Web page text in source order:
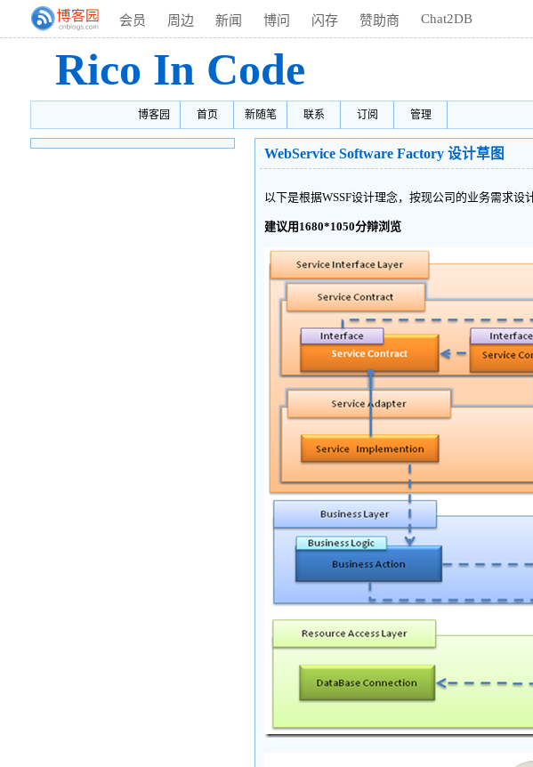
会员 周边 新闻 博问 闪存 赞助商 Chat2DB
Rico In Code
博客园 首页 新随笔 联系 订阅 管理
WebService Software Factory 设计草图
以下是根据WSSF设计理念，按现公司的业务需求设
建议用1680*1050分辩浏览